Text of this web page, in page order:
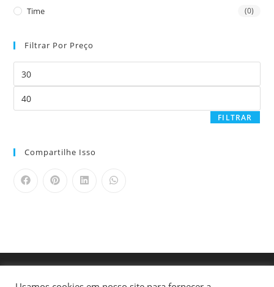
Time (0)
Filtrar Por Preço
FILTRAR
Compartilhe Isso